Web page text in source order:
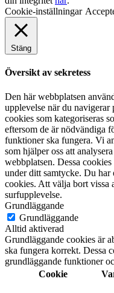
Cookie-inställningar
Stäng
Översikt av sekretess
Den här webbplatsen
upplevelse när du navigerar
cookies som kategoriseras
eftersom de är nödvändiga
funktioner ska fungera. Vi
som hjälper oss att
webbplatsen. Dessa
under ditt samtycke. Du har
cookies. Att välja bort vissa
surfupplevelse.
Grundläggande
Grundläggande
Alltid aktiverad
Grundläggande cookies är
ska fungera korrekt. Dessa
grundläggande funktioner
Cookie